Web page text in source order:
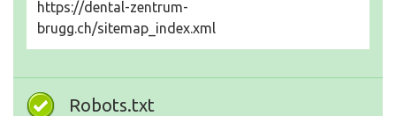
https://dental-zentrum-
brugg.ch/sitemap_index.xml
Robots.txt